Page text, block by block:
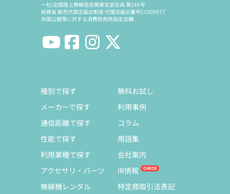
一社)全国陸上無線協会関東支部会員 第245号
総務省 販売代理店届出制度 代理店届出番号C1909977
外国公館等に対する消費税免除指定店舗
種別で探す
メーカーで探す
通信距離で探す
性能で探す
利用業種で探す
アクセサリ・パーツ
無線機レンタル
無料お試し
利用事例
コラム
用語集
会社案内
IR情報
特定商取引法表記